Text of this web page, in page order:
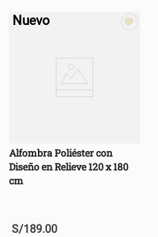
Nuevo
Alfombra Poliéster con
Diseño en Relieve 120 x 180
cm
S/189.00